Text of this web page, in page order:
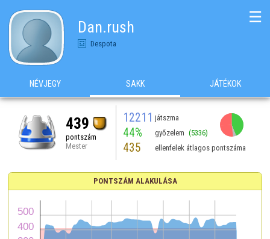
Dan.rush
Despota
☰
NÉVJEGY SAKK JÁTÉKOK
439
pontszám
Mester
12211 játszma
44% győzelem (5336)
435 ellenfelek átlagos pontszáma
PONTSZÁM ALAKULÁSA